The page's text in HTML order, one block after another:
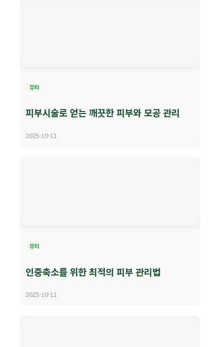
뷰티
피부시술로 얻는 깨끗한 피부와 모공 관리
2025-10-11
뷰티
인중축소를 위한 최적의 피부 관리법
2025-10-11